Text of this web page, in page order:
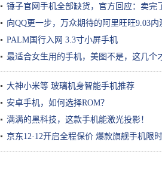
锤子官网手机全部缺货，官方回应：卖完
向QQ更一步，万众期待的阿里旺旺9.03
PALM国行入网 3.3寸小屏手机
最适合女生用的手机，美图不是，这几个
大神小米等 玻璃机身智能手机推荐
安卓手机，如何选择ROM？
满满的黑科技，这款手机能激光投影！
京东12·12开启全程保价 爆款旗舰手机限